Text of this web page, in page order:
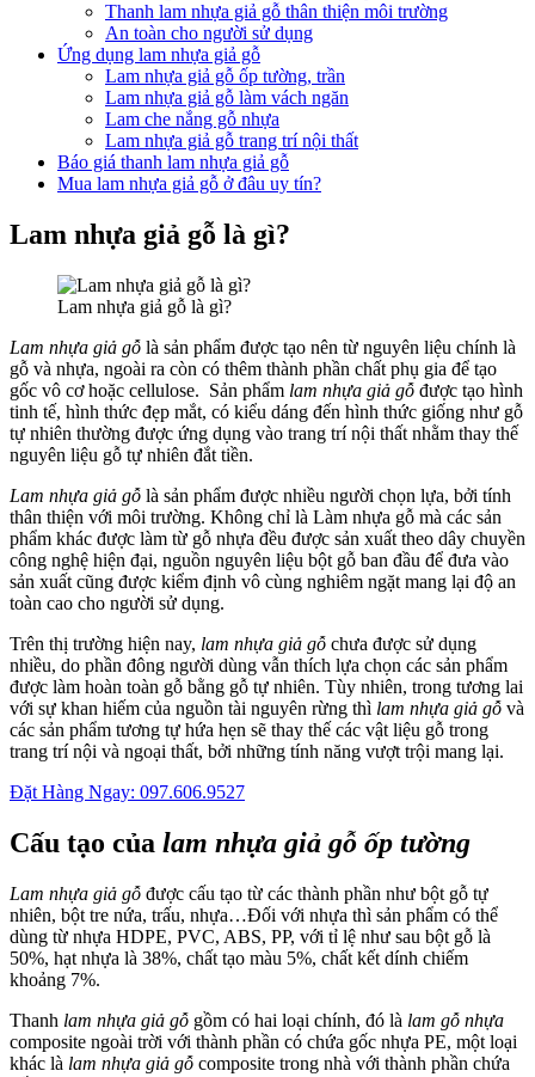
Thanh lam nhựa giả gỗ thân thiện môi trường
An toàn cho người sử dụng
Ứng dụng lam nhựa giả gỗ
Lam nhựa giả gỗ ốp tường, trần
Lam nhựa giả gỗ làm vách ngăn
Lam che nắng gỗ nhựa
Lam nhựa giả gỗ trang trí nội thất
Báo giá thanh lam nhựa giả gỗ
Mua lam nhựa giả gỗ ở đâu uy tín?
Lam nhựa giả gỗ là gì?
Lam nhựa giả gỗ là gì?
Lam nhựa giả gỗ là sản phẩm được tạo nên từ nguyên liệu chính là
gỗ và nhựa, ngoài ra còn có thêm thành phần chất phụ gia để tạo
gốc vô cơ hoặc cellulose. Sản phẩm lam nhựa giả gỗ được tạo hình
tinh tế, hình thức đẹp mắt, có kiểu dáng đến hình thức giống như gỗ
tự nhiên thường được ứng dụng vào trang trí nội thất nhằm thay thế
nguyên liệu gỗ tự nhiên đắt tiền.
Lam nhựa giả gỗ là sản phẩm được nhiều người chọn lựa, bởi tính
thân thiện với môi trường. Không chỉ là Làm nhựa gỗ mà các sản
phẩm khác được làm từ gỗ nhựa đều được sản xuất theo dây chuyền
công nghệ hiện đại, nguồn nguyên liệu bột gỗ ban đầu để đưa vào
sản xuất cũng được kiểm định vô cùng nghiêm ngặt mang lại độ an
toàn cao cho người sử dụng.
Trên thị trường hiện nay, lam nhựa giả gỗ chưa được sử dụng
nhiều, do phần đông người dùng vẫn thích lựa chọn các sản phẩm
được làm hoàn toàn gỗ bằng gỗ tự nhiên. Tùy nhiên, trong tương lai
với sự khan hiếm của nguồn tài nguyên rừng thì lam nhựa giả gỗ và
các sản phẩm tương tự hứa hẹn sẽ thay thế các vật liệu gỗ trong
trang trí nội và ngoại thất, bởi những tính năng vượt trội mang lại.
Đặt Hàng Ngay: 097.606.9527
Cấu tạo của lam nhựa giả gỗ ốp tường
Lam nhựa giả gỗ được cấu tạo từ các thành phần như bột gỗ tự
nhiên, bột tre nứa, trấu, nhựa…Đối với nhựa thì sản phẩm có thể
dùng từ nhựa HDPE, PVC, ABS, PP, với tỉ lệ như sau bột gỗ là
50%, hạt nhựa là 38%, chất tạo màu 5%, chất kết dính chiếm
khoảng 7%.
Thanh lam nhựa giả gỗ gồm có hai loại chính, đó là lam gỗ nhựa
composite ngoài trời với thành phần có chứa gốc nhựa PE, một loại
khác là lam nhựa giả gỗ composite trong nhà với thành phần chứa